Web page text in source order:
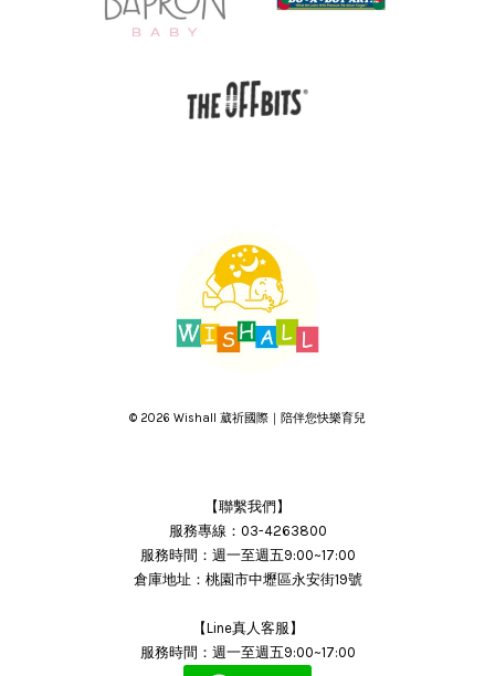
© 2026 Wishall 葳祈國際｜陪伴您快樂育兒
【聯繫我們】
服務專線：03-4263800
服務時間：週一至週五9:00~17:00
倉庫地址：桃園市中壢區永安街19號
【Line真人客服】
服務時間：週一至週五9:00~17:00